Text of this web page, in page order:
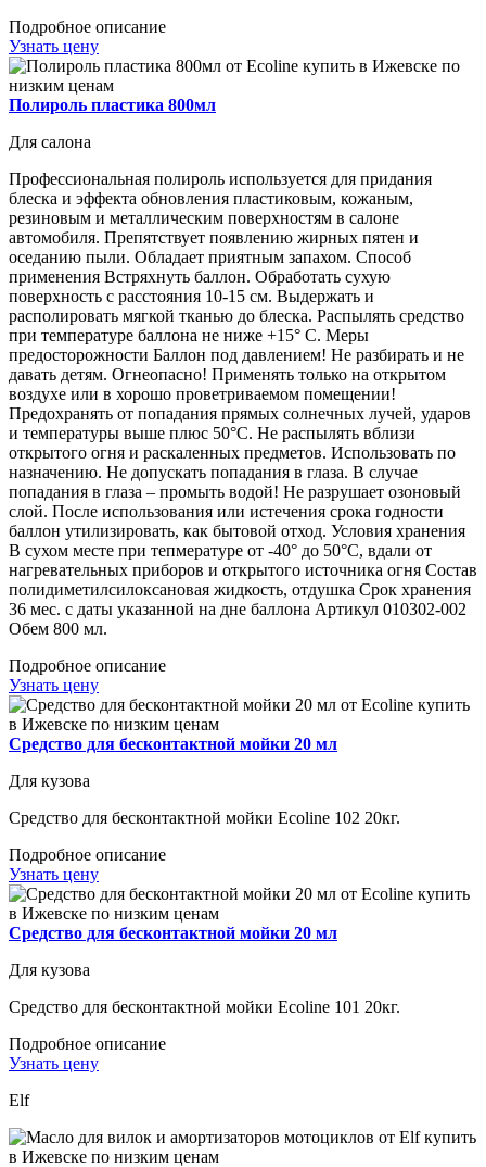
Подробное описание
Узнать цену
Полироль пластика 800мл
Для салона
Профессиональная полироль используется для придания
блеска и эффекта обновления пластиковым, кожаным,
резиновым и металлическим поверхностям в салоне
автомобиля. Препятствует появлению жирных пятен и
оседанию пыли. Обладает приятным запахом. Способ
применения Встряхнуть баллон. Обработать сухую
поверхность с расстояния 10-15 см. Выдержать и
располировать мягкой тканью до блеска. Распылять средство
при температуре баллона не ниже +15° С. Меры
предосторожности Баллон под давлением! Не разбирать и не
давать детям. Огнеопасно! Применять только на открытом
воздухе или в хорошо проветриваемом помещении!
Предохранять от попадания прямых солнечных лучей, ударов
и температуры выше плюс 50°С. Не распылять вблизи
открытого огня и раскаленных предметов. Использовать по
назначению. Не допускать попадания в глаза. В случае
попадания в глаза – промыть водой! Не разрушает озоновый
слой. После использования или истечения срока годности
баллон утилизировать, как бытовой отход. Условия хранения
В сухом месте при тепмературе от -40° до 50°С, вдали от
нагревательных приборов и открытого источника огня Состав
полидиметилсилоксановая жидкость, отдушка Срок хранения
36 мес. с даты указанной на дне баллона Артикул 010302-002
Обем 800 мл.
Подробное описание
Узнать цену
Средство для бесконтактной мойки 20 мл
Для кузова
Средство для бесконтактной мойки Ecoline 102 20кг.
Подробное описание
Узнать цену
Средство для бесконтактной мойки 20 мл
Для кузова
Средство для бесконтактной мойки Ecoline 101 20кг.
Подробное описание
Узнать цену
Elf